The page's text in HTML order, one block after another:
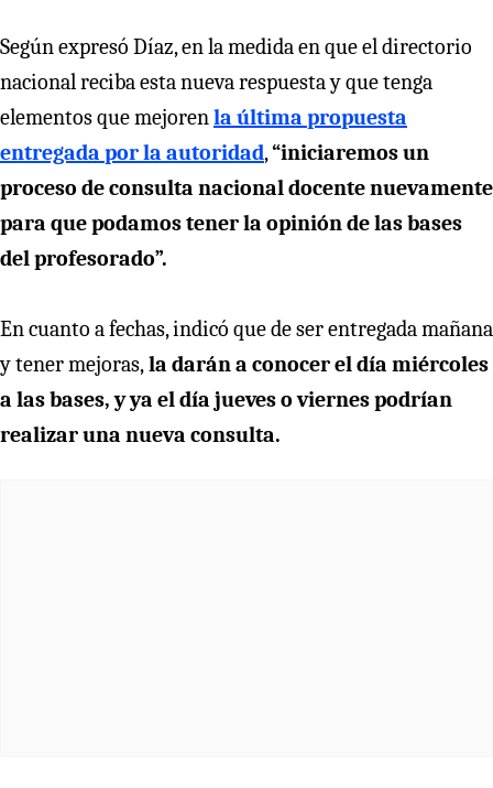
Según expresó Díaz, en la medida en que el directorio
nacional reciba esta nueva respuesta y que tenga
elementos que mejorenla última propuesta
entregada por la autoridad,“iniciaremos un
proceso de consulta nacional docente nuevamente
para que podamos tener la opinión de las bases
del profesorado”.
En cuanto a fechas, indicó que de ser entregada mañana
y tener mejoras,la darán a conocer el día miércoles
a las bases, y ya el día jueves o viernes podrían
realizar una nueva consulta.